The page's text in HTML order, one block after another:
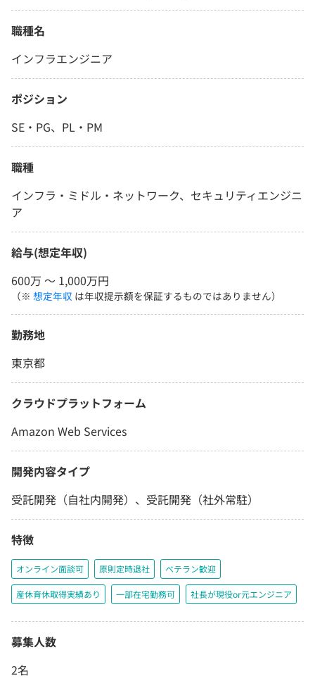
職種名
インフラエンジニア
ポジション
SE・PG、PL・PM
職種
インフラ・ミドル・ネットワーク、セキュリティエンジニ
ア
給与(想定年収)
600万 〜 1,000万円
（※ 想定年収 は年収提示額を保証するものではありません）
勤務地
東京都
クラウドプラットフォーム
Amazon Web Services
開発内容タイプ
受託開発（自社内開発）、受託開発（社外常駐）
特徴
オンライン面談可 原則定時退社 ベテラン歓迎
産休育休取得実績あり 一部在宅勤務可 社長が現役or元エンジニア
募集人数
2名